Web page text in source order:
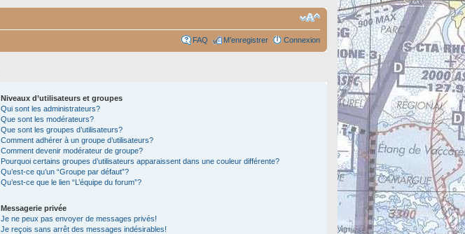
FAQ M’enregistrer Connexion
Niveaux d’utilisateurs et groupes
Qui sont les administrateurs?
Que sont les modérateurs?
Que sont les groupes d’utilisateurs?
Comment adhérer à un groupe d’utilisateurs?
Comment devenir modérateur de groupe?
Pourquoi certains groupes d’utilisateurs apparaissent dans une couleur différente?
Qu’est-ce qu’un “Groupe par défaut”?
Qu’est-ce que le lien “L’équipe du forum”?
Messagerie privée
Je ne peux pas envoyer de messages privés!
Je reçois sans arrêt des messages indésirables!